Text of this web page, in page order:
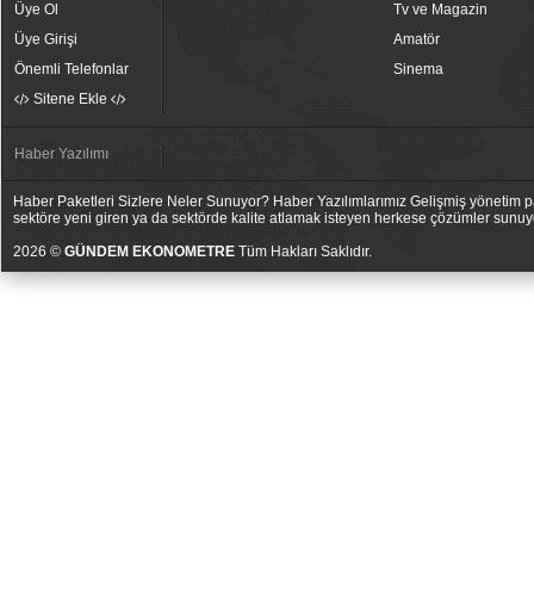
Üye Ol
Üye Girişi
Önemli Telefonlar
Sitene Ekle
Tv ve Magazin
Amatör
Sinema
Haber Yazılımı
Haber Paketleri Sizlere Neler Sunuyor? Haber Yazılımlarımız Gelişmiş
sektöre yeni giren ya da sektörde kalite atlamak isteyen herkese çözümler
2026 © GÜNDEM EKONOMETRE Tüm Hakları Saklıdır.